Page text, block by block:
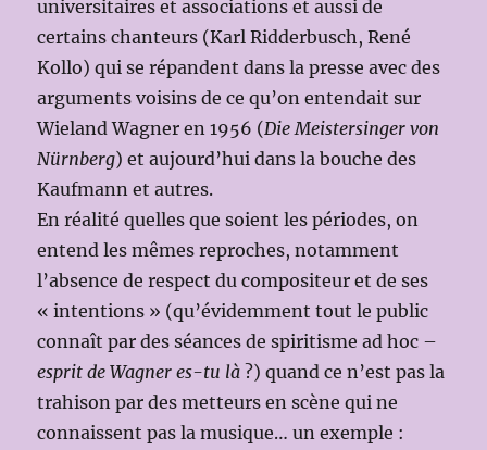
universitaires et associations et aussi de
certains chanteurs (Karl Ridderbusch, René
Kollo) qui se répandent dans la presse avec des
arguments voisins de ce qu’on entendait sur
Wieland Wagner en 1956 (Die Meistersinger von
Nürnberg) et aujourd’hui dans la bouche des
Kaufmann et autres.
En réalité quelles que soient les périodes, on
entend les mêmes reproches, notamment
l’absence de respect du compositeur et de ses
« intentions » (qu’évidemment tout le public
connaît par des séances de spiritisme ad hoc –
esprit de Wagner es-tu là ?) quand ce n’est pas la
trahison par des metteurs en scène qui ne
connaissent pas la musique… un exemple :